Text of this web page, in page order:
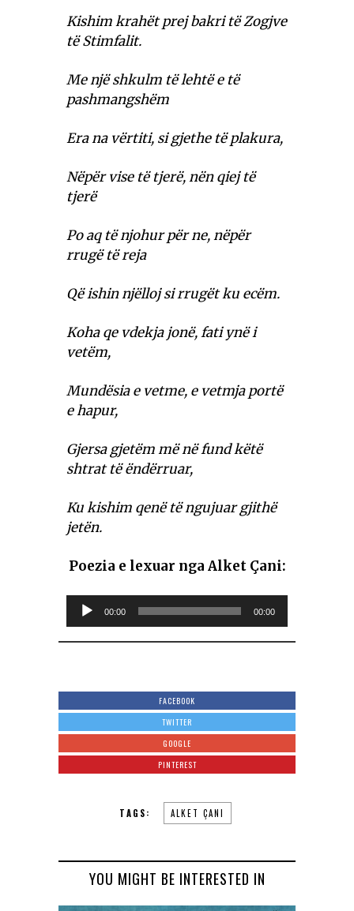
Kishim krahët prej bakri të Zogjve
të Stimfalit.
Me një shkulm të lehtë e të
pashmangshëm
Era na vërtiti, si gjethe të plakura,
Nëpër vise të tjerë, nën qiej të
tjerë
Po aq të njohur për ne, nëpër
rrugë të reja
Që ishin njëlloj si rrugët ku ecëm.
Koha qe vdekja jonë, fati ynë i
vetëm,
Mundësia e vetme, e vetmja portë
e hapur,
Gjersa gjetëm më në fund këtë
shtrat të ëndërruar,
Ku kishim qenë të ngujuar gjithë
jetën.
Poezia e lexuar nga Alket Çani:
Audio
Player
00:00 00:00
FACEBOOK
TWITTER
GOOGLE
PINTEREST
TAGS: ALKET ÇANI
YOU MIGHT BE INTERESTED IN